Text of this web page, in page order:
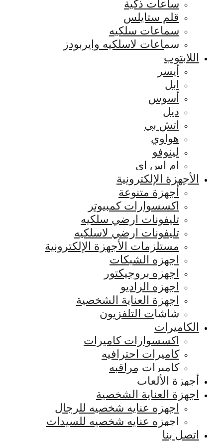
ساعات ذكية
قلم ستايلس
سماعات سلكيه
سماعات لاسلكيه وايربودز
اللابتوب
أيسر
ابل
أسوس
ديل
اتش بي
هواوي
لينوفو
ام اس اي
الأجهزة الإلكترونية
أجهزة متنوعة
اكسسوارات كمبيوتر
تليفونات ارضي سلكيه
تليفونات ارضي لاسلكيه
مستلزمات الأجهزة الإلكترونية
اجهزه الشبكات
اجهزه بروجيكتور
اجهزه الراديو
اجهزة العناية الشخصية
شاشات التلفزيون
الكاميرات
اكسسوارات كاميرات
كاميرات احترافيه
كاميرات مراقبه
أجهزة الألعاب
اجهزة العناية الشخصية
اجهزه عنايه شخصيه للرجال
اجهزه عنايه شخصيه للسيدات
اتصل بنا